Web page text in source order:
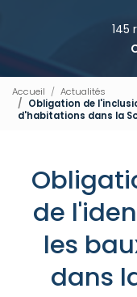
145
Accueil
Actualités
Obligation de
d'habitations dans la
de
les
dans